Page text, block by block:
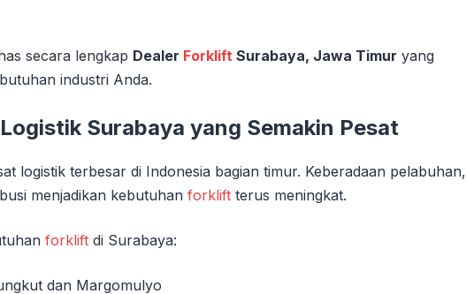
secara lengkap Dealer Forklift Surabaya, Jawa Timur yang
industri Anda.
Surabaya yang Semakin Pesat
logistik terbesar di Indonesia bagian timur. Keberadaan pelabuhan,
menjadikan kebutuhan forklift terus meningkat.
forklift di Surabaya:
dan Margomulyo